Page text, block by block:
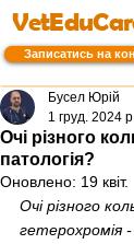
Записатись на
Очі різного
патологія?
Бусел Юрій
1 груд. 2024
Оновлено: 19 квіт.
Очі різного
гетерохромія